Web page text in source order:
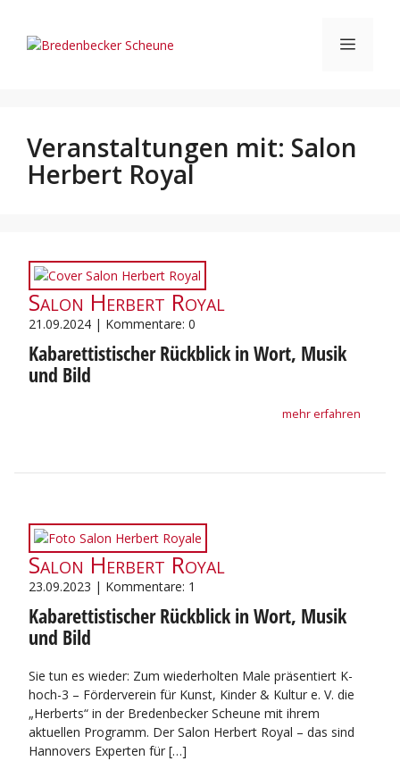
springen
Menü
Veranstaltungen mit: Salon
Herbert Royal
Salon Herbert Royal
21.09.2024 | Kommentare: 0
Kabarettistischer Rückblick in Wort, Musik
und Bild
mehr erfahren
Salon Herbert Royal
23.09.2023 | Kommentare: 1
Kabarettistischer Rückblick in Wort, Musik
und Bild
Sie tun es wieder: Zum wiederholten Male präsentiert K-
hoch-3 – Förderverein für Kunst, Kinder & Kultur e. V. die
„Herberts“ in der Bredenbecker Scheune mit ihrem
aktuellen Programm. Der Salon Herbert Royal – das sind
Hannovers Experten für […]